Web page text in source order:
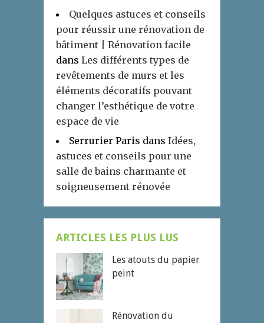
Quelques astuces et conseils
pour réussir une rénovation de
bâtiment | Rénovation facile
dans Les différents types de
revêtements de murs et les
éléments décoratifs pouvant
changer l’esthétique de votre
espace de vie
Serrurier Paris dans Idées,
astuces et conseils pour une
salle de bains charmante et
soigneusement rénovée
ARTICLES LES PLUS LUS
Les atouts du papier
peint
Rénovation du